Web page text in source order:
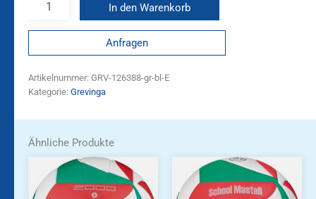
In den Warenkorb
Anfragen
Artikelnummer: GRV-126388-gr-bl-E
Kategorie: Grevinga
Ähnliche Produkte